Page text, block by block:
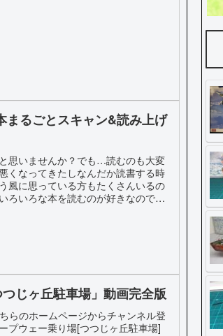
まるごとスキャン&読み上げ
思いませんか？でも…読むのも大変
くなってきたしなんだか読書する時
風に思っている方もたくさんいるの
ろいろな本を読むのが好きなのです
して連続で何百ページでも読み上
明する方法を使用すると 図書館で借
購入した普通の本をKindle版の「 聞
も、無料で読み上げて聞くことがで
じヶ丘駐車場」動画完全版
らのホームページからチャンネル登
プウェー乗り場[つつじヶ丘駐車場]